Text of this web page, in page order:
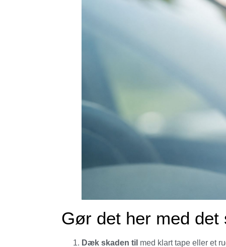
Gør det her med det
Dæk skaden til med klart tape eller et